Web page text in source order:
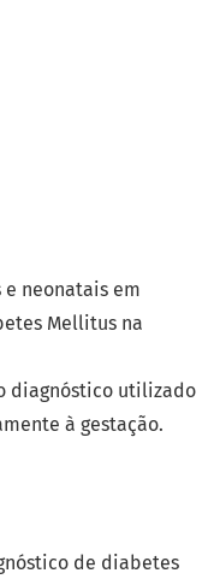
de diabetes
neonatais em
Mellitus na
diagnóstico utilizado
à gestação.